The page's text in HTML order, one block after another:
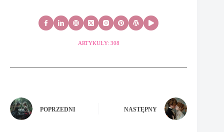
ARTYKUŁY: 308
POPRZEDNI NASTĘPNY